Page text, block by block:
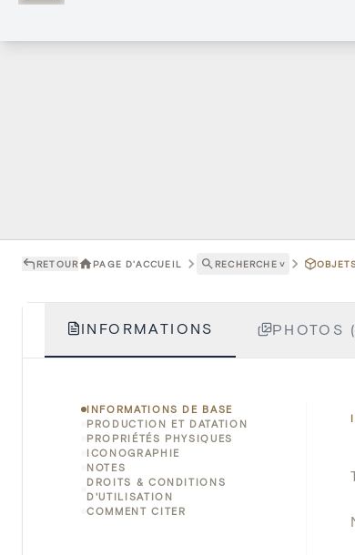
RETOUR PAGE D'ACCUEIL RECHERCHE ˅
INFORMATIONS PHOTOS
INFORMATIONS DE BASE
PRODUCTION ET DATATION
PROPRIÉTÉS PHYSIQUES
ICONOGRAPHIE
NOTES
DROITS & CONDITIONS
D'UTILISATION
COMMENT CITER